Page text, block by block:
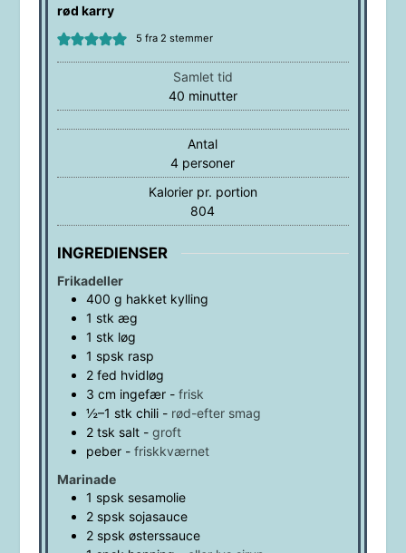
rød karry
5 fra 2 stemmer
Samlet tid
40minutter
minutter
Antal
4 personer
Kalorier pr. portion
804
INGREDIENSER
Frikadeller
400 g hakket kylling
1 stk æg
1 stk løg
1 spsk rasp
2 fed hvidløg
3 cm ingefær- frisk
½–1 stk chili- rød-efter smag
2 tsk salt- groft
peber- friskkværnet
Marinade
1 spsk sesamolie
2 spsk sojasauce
2 spsk østerssauce